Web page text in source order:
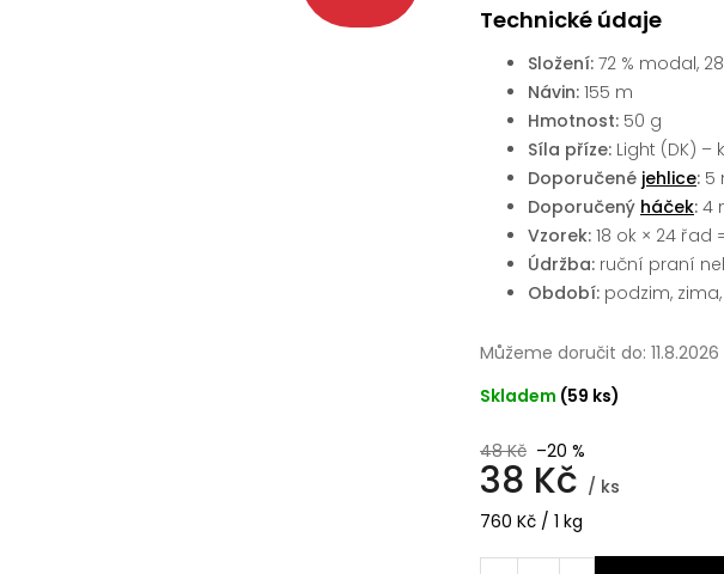
48 Kč –20 %
38 Kč / ks
Měrná
760 Kč / 1 kg
Skladem (59 ks)
Můžeme doručit do: 11.8.2026
Technické údaje
Složení: 72 % modal,
Návin: 155 m
Hmotnost: 50 g
Síla příze: Light (DK) –
Doporučené jehlice: 5
Doporučený háček: 4
Vzorek: 18 ok × 24 řad
Údržba: ruční praní
Období: podzim,